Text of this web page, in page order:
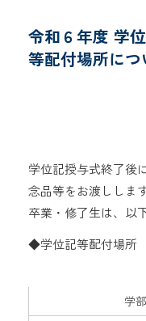
令和６年度 学
等配付場所につ
学位記授与式終了後
念品等をお渡ししま
卒業・修了生は、以
◆学位記等配付場所
学